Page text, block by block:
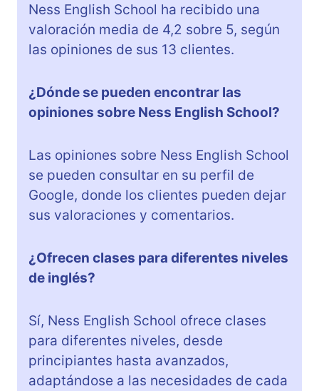
Ness English School ha recibido una
valoración media de 4,2 sobre 5, según
las opiniones de sus 13 clientes.
¿Dónde se pueden encontrar las
opiniones sobre Ness English School?
Las opiniones sobre Ness English School
se pueden consultar en su perfil de
Google, donde los clientes pueden dejar
sus valoraciones y comentarios.
¿Ofrecen clases para diferentes niveles
de inglés?
Sí, Ness English School ofrece clases
para diferentes niveles, desde
principiantes hasta avanzados,
adaptándose a las necesidades de cada